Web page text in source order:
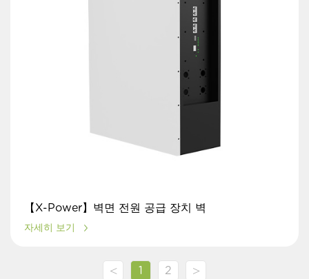
【X-Power】벽면 전원 공급 장치 벽
자세히 보기
< 1 2 >